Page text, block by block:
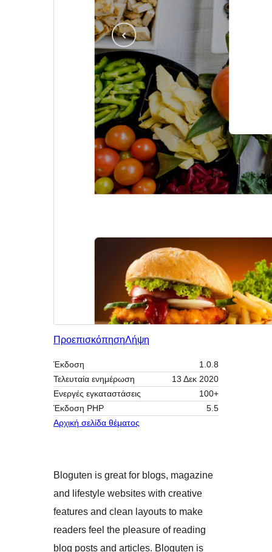
ΠροεπισκόπησηΛήψη
Έκδοση
1.0.8
Τελευταία ενημέρωση
13 Δεκ 2020
Ενεργές εγκαταστάσεις
100+
Έκδοση ΡΗΡ
5.5
Αρχική σελίδα θέματος
Bloguten is great for blogs, magazine
and lifestyle websites with creative
features and clean layouts to make
readers feel the pleasure of reading
blog posts and articles. Bloguten is